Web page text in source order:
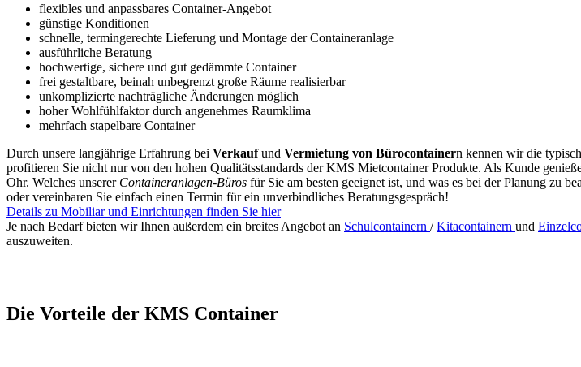
flexibles und anpassbares Container-Angebot
günstige Konditionen
schnelle, termingerechte Lieferung und Montage der Containeranlage
ausführliche Beratung
hochwertige, sichere und gut gedämmte Container
frei gestaltbare, beinah unbegrenzt große Räume realisierbar
unkomplizierte nachträgliche Änderungen möglich
hoher Wohlfühlfaktor durch angenehmes Raumklima
mehrfach stapelbare Container
Durch unsere langjährige Erfahrung bei Verkaufund Vermietung von Bürocontainern kennen wir die
profitieren Sie nicht nur von den hohen Qualitätsstandards der KMS Mietcontainer Produkte. Als Kunde
Ohr. Welches unserer Containeranlagen-Büros für Sie am besten geeignet ist, und was es bei der Planung zu
oder vereinbaren Sie einfach einen Termin für ein unverbindliches Beratungsgespräch!
Details zu Mobiliar und Einrichtungen finden Sie hier
Je nach Bedarf bieten wir Ihnen außerdem ein breites Angebot an Schulcontainern /Kitacontainern und
auszuweiten.
Die Vorteile der KMS Container